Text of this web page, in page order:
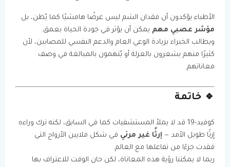
الأطباء يؤكدون أن فقدان الشم ليس عرضًا هامشيًا كما يُظن، بل
مؤشر عصبي مهم يمكن أن يؤثر في جودة الحياة بعمق.
ويطالب الخبراء بزيادة الوعي العام والدعم النفسي للمصابين، لأن
كثيرًا منهم يشعرون بالعزلة أو يُتهمون بالمبالغة في وصف
معاناتهم.
🔹 خاتمة
كوفيد-19 قد لا يملأ المستشفيات كما في السابق، لكنه ترك وراءه
إرثًا طويل الأمد — إرثًا غير مرئي في شكل ملايين الأرواح التي
فقدت جزءًا من تفاعلها مع العالم.
ربما لا يمكننا رؤية هذه المعاناة، لكن حان الوقت للاعتراف بها